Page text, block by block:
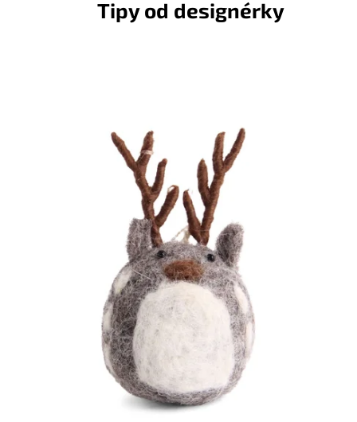
Tipy od designérky